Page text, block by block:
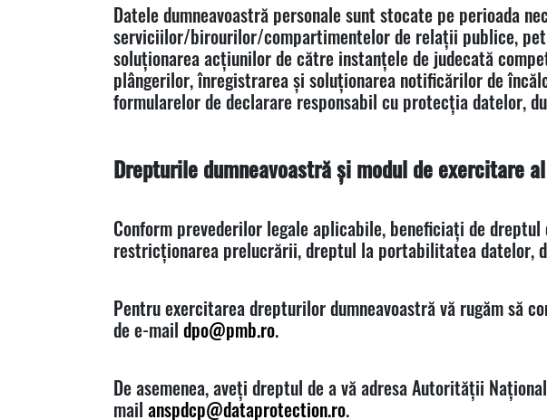
Datele dumneavoastră personale sunt stocate pe perioada
serviciilor/birourilor/compartimentelor de relații publice,
soluționarea acțiunilor de către instanțele de judecată
plângerilor, înregistrarea și soluționarea notificărilor de
formularelor de declarare responsabil cu protecția datelor,
Drepturile dumneavoastră și modul de exercitare
Conform prevederilor legale aplicabile, beneficiați de
restricționarea prelucrării, dreptul la portabilitatea datelor,
Pentru exercitarea drepturilor dumneavoastră vă rugăm
de e-mail dpo@pmb.ro.
De asemenea, aveți dreptul de a vă adresa Autorității
mail anspdcp@dataprotection.ro.